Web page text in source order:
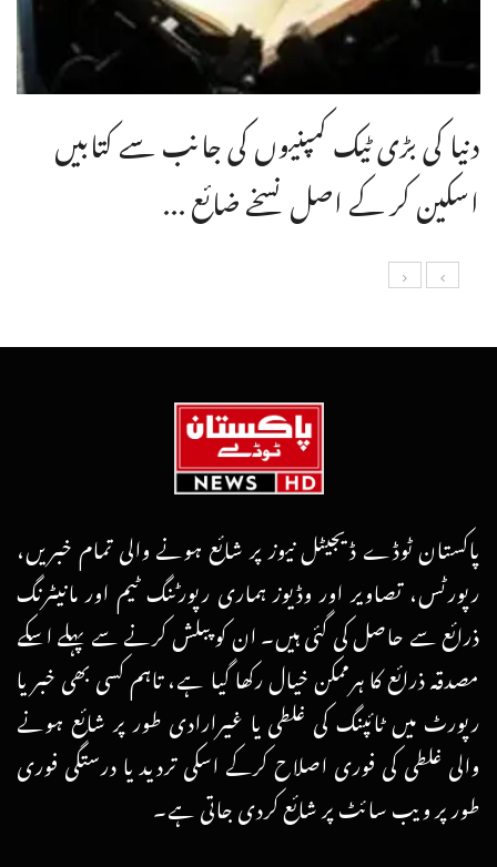
دنیا کی بڑی ٹیک کمپنیوں کی جانب سے کتابیں
اسکین کر کے اصل نسخے ضائع ...
پاکستان ٹوڈے ڈیجیٹل نیوز پر شائع ہونے والی تمام خبریں،
رپورٹس، تصاویر اور وڈیوز ہماری رپورٹنگ ٹیم اور مانیٹرنگ
ذرائع سے حاصل کی گئی ہیں۔ ان کو پبلش کرنے سے پہلے اسکے
مصدقہ ذرائع کا ہرممکن خیال رکھا گیا ہے، تاہم کسی بھی خبر یا
رپورٹ میں ٹائپنگ کی غلطی یا غیرارادی طور پر شائع ہونے
والی غلطی کی فوری اصلاح کرکے اسکی تردید یا درستگی فوری
طور پر ویب سائٹ پر شائع کردی جاتی ہے۔